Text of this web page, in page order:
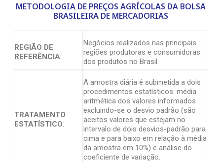
METODOLOGIA DE PREÇOS AGRÍCOLAS DA BOLSA
BRASILEIRA DE MERCADORIAS
REGIÃO DE
REFERÊNCIA:
Negócios realizados nas principais
regiões produtoras e consumidoras
dos produtos no Brasil.
TRATAMENTO
ESTATÍSTICO:
A amostra diária é submetida a dois
procedimentos estatísticos: média
aritmética dos valores informados
excluindo-se o desvio padrão (são
aceitos valores que estejam no
intervalo de dois desvios-padrão para
cima e para baixo em relação à média
da amostra em 10%) e análise do
coeficiente de variação.